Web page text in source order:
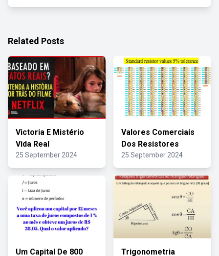
Related Posts
Victoria E Mistério
Vida Real
25 September 2024
Valores Comerciais
Dos Resistores
25 September 2024
Um Capital De 800 Trigonometria